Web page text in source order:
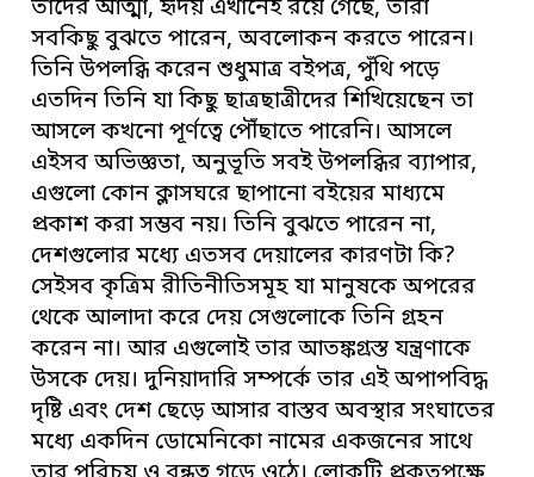
তাদের আত্মা, হৃদয় এখানেই রয়ে গেছে, তারা
সবকিছু বুঝতে পারেন, অবলোকন করতে পারেন।
তিনি উপলব্ধি করেন শুধুমাত্র বইপত্র, পুঁথি পড়ে
এতদিন তিনি যা কিছু ছাত্রছাত্রীদের শিখিয়েছেন তা
আসলে কখনো পূর্ণত্বে পৌঁছাতে পারেনি। আসলে
এইসব অভিজ্ঞতা, অনুভূতি সবই উপলব্ধির ব্যাপার,
এগুলো কোন ক্লাসঘরে ছাপানো বইয়ের মাধ্যমে
প্রকাশ করা সম্ভব নয়। তিনি বুঝতে পারেন না,
দেশগুলোর মধ্যে এতসব দেয়ালের কারণটা কি?
সেইসব কৃত্রিম রীতিনীতিসমূহ যা মানুষকে অপরের
থেকে আলাদা করে দেয় সেগুলোকে তিনি গ্রহন
করেন না। আর এগুলোই তার আতঙ্কগ্রস্ত যন্ত্রণাকে
উসকে দেয়। দুনিয়াদারি সম্পর্কে তার এই অপাপবিদ্ধ
দৃষ্টি এবং দেশ ছেড়ে আসার বাস্তব অবস্থার সংঘাতের
মধ্যে একদিন ডোমেনিকো নামের একজনের সাথে